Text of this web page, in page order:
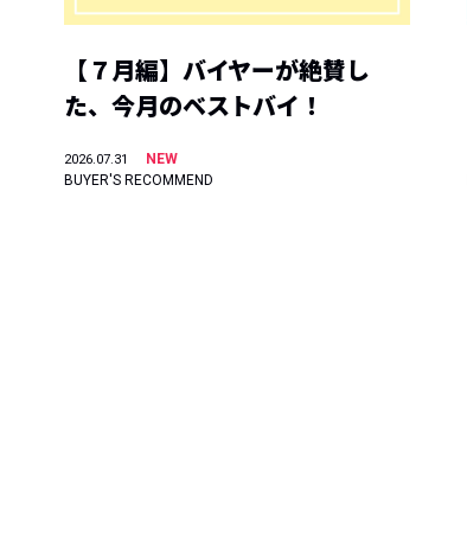
【７月編】バイヤーが絶賛し
た、今月のベストバイ！
2026.07.31
NEW
BUYER'S RECOMMEND